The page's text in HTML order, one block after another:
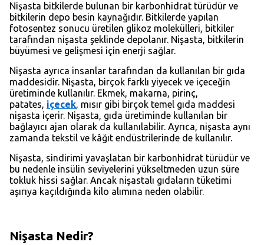
Nişasta bitkilerde bulunan bir karbonhidrat türüdür ve
bitkilerin depo besin kaynağıdır. Bitkilerde yapılan
fotosentez sonucu üretilen glikoz molekülleri, bitkiler
tarafından nişasta şeklinde depolanır. Nişasta, bitkilerin
büyümesi ve gelişmesi için enerji sağlar.
Nişasta ayrıca insanlar tarafından da kullanılan bir gıda
maddesidir. Nişasta, birçok farklı yiyecek ve içeceğin
üretiminde kullanılır. Ekmek, makarna, pirinç,
patates, içecek, mısır gibi birçok temel gıda maddesi
nişasta içerir. Nişasta, gıda üretiminde kullanılan bir
bağlayıcı ajan olarak da kullanılabilir. Ayrıca, nişasta aynı
zamanda tekstil ve kâğıt endüstrilerinde de kullanılır.
Nişasta, sindirimi yavaşlatan bir karbonhidrat türüdür ve
bu nedenle insülin seviyelerini yükseltmeden uzun süre
tokluk hissi sağlar. Ancak nişastalı gıdaların tüketimi
aşırıya kaçıldığında kilo alımına neden olabilir.
Nişasta Nedir?